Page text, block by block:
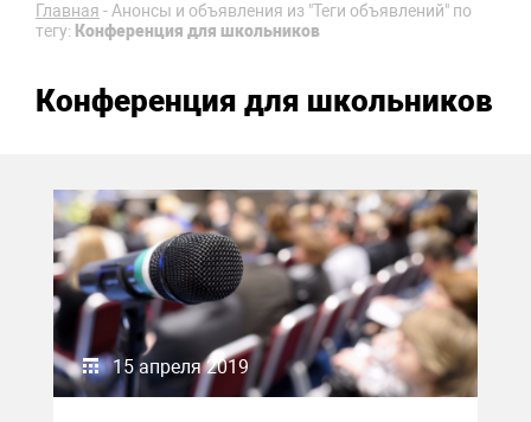
Главная -Анонсы и объявления из "Теги объявлений" по
тегу: Конференция для школьников
Конференция для школьников
15 апреля 2019